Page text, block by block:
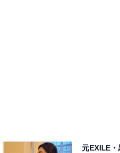
元EXILE